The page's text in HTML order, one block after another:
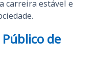
carreira estável e
de